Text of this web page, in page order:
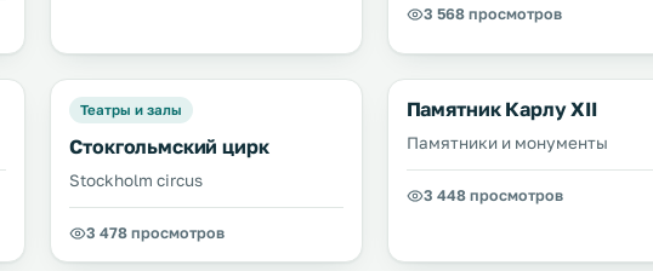
3 568 просмотров
Театры и залы
Стокгольмский цирк
Stockholm circus
3 478 просмотров
Памятник Карлу XII
Памятники и монументы
3 448 просмотров